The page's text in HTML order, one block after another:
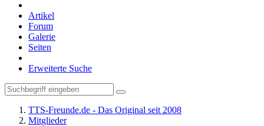
Artikel
Forum
Galerie
Seiten
Erweiterte Suche
TTS-Freunde.de - Das Original seit 2008
Mitglieder